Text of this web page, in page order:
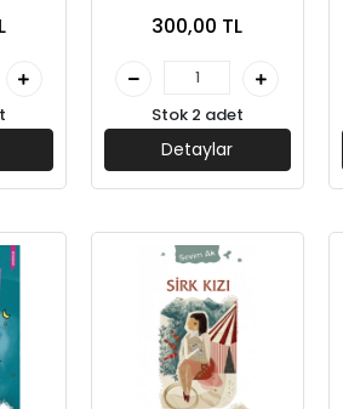
Bel-Can Çocuk
300,00 TL
Stok 2 adet
Detaylar